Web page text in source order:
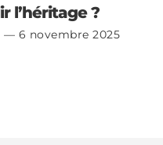
l’héritage ?
6 novembre 2025